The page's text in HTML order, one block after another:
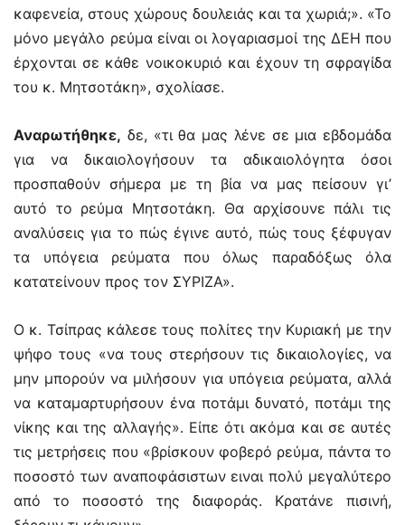
καφενεία, στους χώρους δουλειάς και τα χωριά;». «Το
μόνο μεγάλο ρεύμα είναι οι λογαριασμοί της ΔΕΗ που
έρχονται σε κάθε νοικοκυριό και έχουν τη σφραγίδα
του κ. Μητσοτάκη», σχολίασε.
Αναρωτήθηκε, δε, «τι θα μας λένε σε μια εβδομάδα
για να δικαιολογήσουν τα αδικαιολόγητα όσοι
προσπαθούν σήμερα με τη βία να μας πείσουν γι’
αυτό το ρεύμα Μητσοτάκη. Θα αρχίσουνε πάλι τις
αναλύσεις για το πώς έγινε αυτό, πώς τους ξέφυγαν
τα υπόγεια ρεύματα που όλως παραδόξως όλα
κατατείνουν προς τον ΣΥΡΙΖΑ».
Ο κ. Τσίπρας κάλεσε τους πολίτες την Κυριακή με την
ψήφο τους «να τους στερήσουν τις δικαιολογίες, να
μην μπορούν να μιλήσουν για υπόγεια ρεύματα, αλλά
να καταμαρτυρήσουν ένα ποτάμι δυνατό, ποτάμι της
νίκης και της αλλαγής». Είπε ότι ακόμα και σε αυτές
τις μετρήσεις που «βρίσκουν φοβερό ρεύμα, πάντα το
ποσοστό των αναποφάσιστων ειναι πολύ μεγαλύτερο
από το ποσοστό της διαφοράς. Κρατάνε πισινή,